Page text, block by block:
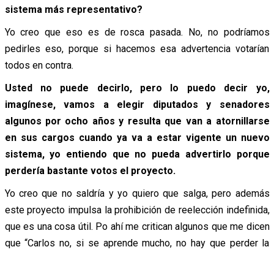
sistema más representativo?
Yo creo que eso es de rosca pasada. No, no podríamos
pedirles eso, porque si hacemos esa advertencia votarían
todos en contra.
Usted no puede decirlo, pero lo puedo decir yo,
imagínese, vamos a elegir diputados y senadores
algunos por ocho años y resulta que van a atornillarse
en sus cargos cuando ya va a estar vigente un nuevo
sistema, yo entiendo que no pueda advertirlo porque
perdería bastante votos el proyecto.
Yo creo que no saldría y yo quiero que salga, pero además
este proyecto impulsa la prohibición de reelección indefinida,
que es una cosa útil. Po ahí me critican algunos que me dicen
que “Carlos no, si se aprende mucho, no hay que perder la